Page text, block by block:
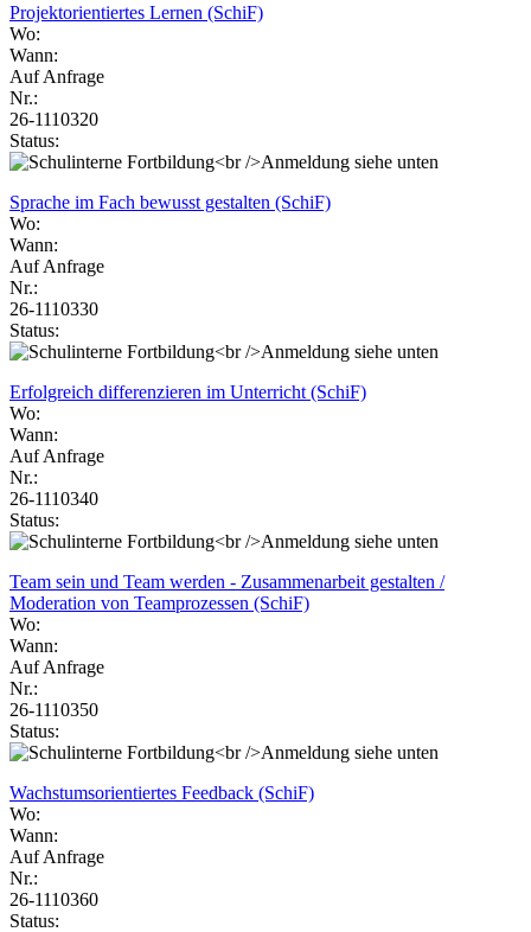
Projektorientiertes Lernen (SchiF)
Wo:
Wann:
Auf Anfrage
Nr.:
26-1110320
Status:
Sprache im Fach bewusst gestalten (SchiF)
Wo:
Wann:
Auf Anfrage
Nr.:
26-1110330
Status:
Erfolgreich differenzieren im Unterricht (SchiF)
Wo:
Wann:
Auf Anfrage
Nr.:
26-1110340
Status:
Team sein und Team werden - Zusammenarbeit gestalten /
Moderation von Teamprozessen (SchiF)
Wo:
Wann:
Auf Anfrage
Nr.:
26-1110350
Status:
Wachstumsorientiertes Feedback (SchiF)
Wo:
Wann:
Auf Anfrage
Nr.:
26-1110360
Status: